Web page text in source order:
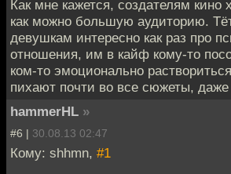
Как мне кажется, создателям кино
как можно большую аудиторию.
девушкам интересно как раз про
отношения, им в кайф кому-то
ком-то эмоционально
пихают почти во все сюжеты, даже
hammerHL »
#6 | 30.08.13 02:47
Кому: shhmn, #1